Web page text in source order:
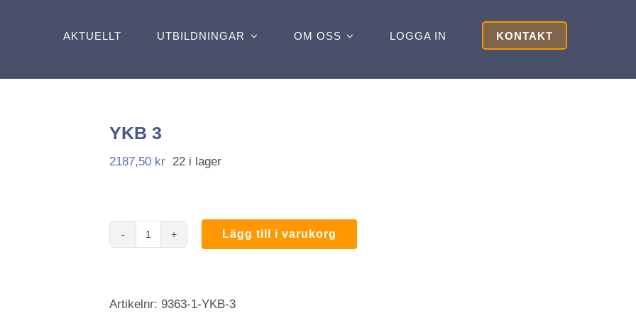
AKTUELLT UTBILDNINGAR OM OSS LOGGA IN KONTAKT
YKB 3
2187,50 kr 22 i lager
Lägg till i varukorg
Artikelnr: 9363-1-YKB-3